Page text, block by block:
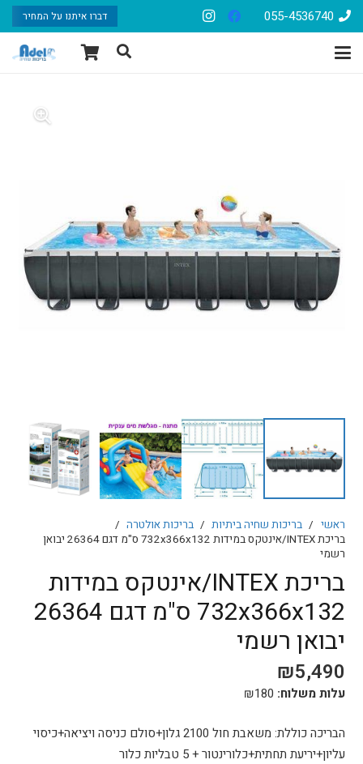
055-4536740 דברו איתנו על המחיר
ראשי / בריכות שחיה ביתיות / בריכות אולטרה /
בריכת INTEX/אינטקס במידות 732x366x132 ס"מ דגם 26364 יבואן
רשמי
בריכת INTEX/אינטקס במידות
732x366x132 ס"מ דגם 26364
יבואן רשמי
₪5,490
עלות משלוח: ₪180
הבריכה כוללת: משאבת חול 2100 גלון+סולם כניסה ויציאה+כיסוי
עליון+יריעת תחתית+כלורינטור + 5 טבליות כלור